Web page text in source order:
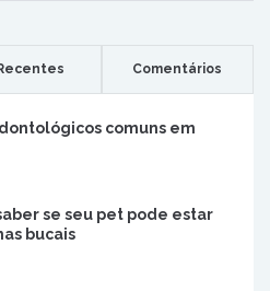
Comentários
comuns em
se seu pet pode estar
bucais